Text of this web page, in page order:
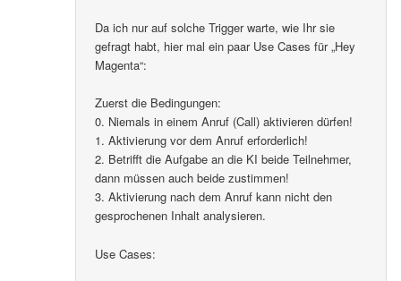
Da ich nur auf solche Trigger warte, wie Ihr sie
gefragt habt, hier mal ein paar Use Cases für „Hey
Magenta“:
Zuerst die Bedingungen:
0. Niemals in einem Anruf (Call) aktivieren dürfen!
1. Aktivierung vor dem Anruf erforderlich!
2. Betrifft die Aufgabe an die KI beide Teilnehmer,
dann müssen auch beide zustimmen!
3. Aktivierung nach dem Anruf kann nicht den
gesprochenen Inhalt analysieren.
Use Cases: